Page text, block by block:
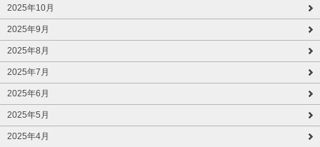
2025年10月
2025年9月
2025年8月
2025年7月
2025年6月
2025年5月
2025年4月